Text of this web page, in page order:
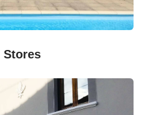
Stores